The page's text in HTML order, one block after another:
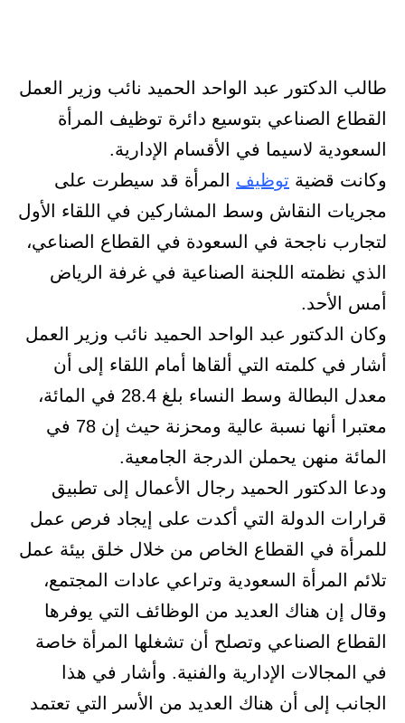
طالب الدكتور عبد الواحد الحميد نائب وزير العمل
القطاع الصناعي بتوسيع دائرة توظيف المرأة
السعودية لاسيما في الأقسام الإدارية.
وكانت قضية توظيف المرأة قد سيطرت على
مجريات النقاش وسط المشاركين في اللقاء الأول
لتجارب ناجحة في السعودة في القطاع الصناعي،
الذي نظمته اللجنة الصناعية في غرفة الرياض
أمس الأحد.
وكان الدكتور عبد الواحد الحميد نائب وزير العمل
أشار في كلمته التي ألقاها أمام اللقاء إلى أن
معدل البطالة وسط النساء بلغ 28.4 في المائة،
معتبرا أنها نسبة عالية ومحزنة حيث إن 78 في
المائة منهن يحملن الدرجة الجامعية.
ودعا الدكتور الحميد رجال الأعمال إلى تطبيق
قرارات الدولة التي أكدت على إيجاد فرص عمل
للمرأة في القطاع الخاص من خلال خلق بيئة عمل
تلائم المرأة السعودية وتراعي عادات المجتمع،
وقال إن هناك العديد من الوظائف التي يوفرها
القطاع الصناعي وتصلح أن تشغلها المرأة خاصة
في المجالات الإدارية والفنية. وأشار في هذا
الجانب إلى أن هناك العديد من الأسر التي تعتمد